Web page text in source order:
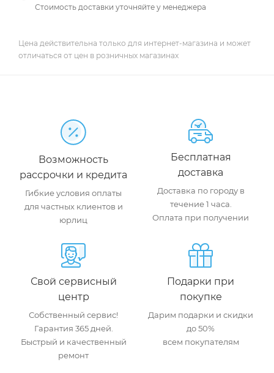
Стоимость доставки уточняйте у менеджера
Цена действительна только для интернет-магазина и может
отличаться от цен в розничных магазинах
Возможность
рассрочки и кредита
Гибкие условия оплаты
для частных клиентов и
юрлиц
Бесплатная
доставка
Доставка по городу в
течение 1 часа.
Оплата при получении
Свой сервисный
центр
Собственный сервис!
Гарантия 365 дней.
Быстрый и качественный
ремонт
Подарки при
покупке
Дарим подарки и скидки
до 50%
всем покупателям